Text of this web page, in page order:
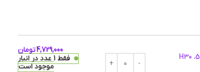
دیسک ترمز SMT سوراخ دار اسپرت چرخ عقب - پژو 206 تیپ 5، H30
4,729,000تومان
فقط 1 عدد در انبار
موجود است